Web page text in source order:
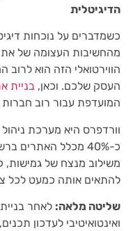
הדיגיטלית
כשמדברים על נוכחות
מהחשיבות העצומה של
הווירטואלי הזה הוא
העסק שלכם. וכאן, בניית
המועדפת עבור רוב חברות
כ-40% מכלל
משילוב מנצח של גמישות,
להתאים אותה כמעט לכל
שליטה מלאה: לאחר
ואינטואיטיבי לעדכון